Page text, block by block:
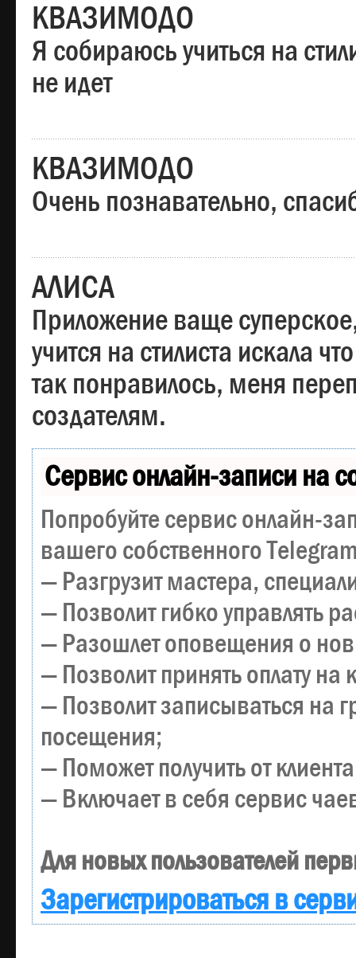
КВАЗИМОДО
Я собираюсь учиться на
не идет
КВАЗИМОДО
Очень познавательно,
АЛИСА
Приложение ваще
учится на стилиста искала
так понравилось, меня
создателям.
Сервис онлайн-записи на
Попробуйте сервис онлайн-
вашего собственного
— Разгрузит мастера,
— Позволит гибко управлять
— Разошлет оповещения о
— Позволит принять оплату
— Позволит записываться на
посещения;
— Поможет получить от
— Включает в себя сервис
Для новых пользователей
Зарегистрироваться в